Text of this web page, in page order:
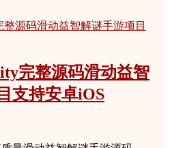
完整源码滑动益智
支持安卓iOS